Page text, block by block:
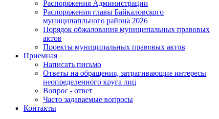
Распоряжения Администрации
Распоряжения главы Байкаловского
муниципапльного района 2026
Порядок обжалования муниципальных правовых
актов
Проекты муниципальных правовых актов
Приемная
Написать письмо
Ответы на обращения, затрагивающие интересы
неопределенного круга лиц
Вопрос - ответ
Часто задаваемые вопросы
Контакты